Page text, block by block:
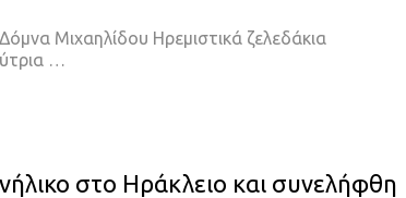
Μιχαηλίδου Ηρεμιστικά ζελεδάκια
…
στο Ηράκλειο και συνελήφθη